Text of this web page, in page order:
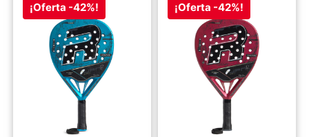
¡Oferta -42%! ¡Oferta -42%!